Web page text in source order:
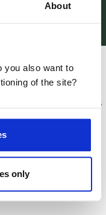
About
you also want to
of the site?
only
van HAS green
onderzoeksthema’s
liggen. Er
met betrekking tot
en persoonlijke